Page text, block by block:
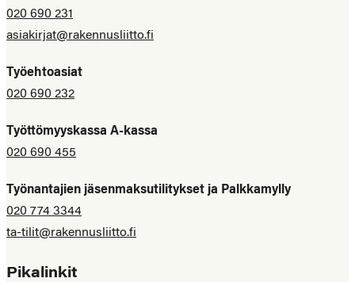
020 690 231
asiakirjat@rakennusliitto.fi
Työehtoasiat
020 690 232
Työttömyyskassa A-kassa
020 690 455
Työnantajien jäsenmaksutilitykset ja Palkkamylly
020 774 3344
ta-tilit@rakennusliitto.fi
Pikalinkit